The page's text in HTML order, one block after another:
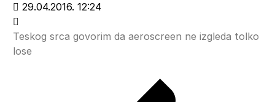
29.04.2016. 12:24
Teskog srca govorim da aeroscreen ne izgleda tolko
lose